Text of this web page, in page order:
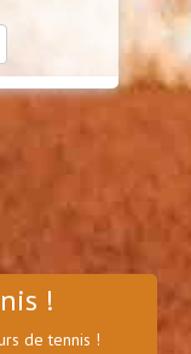
!
de tennis !